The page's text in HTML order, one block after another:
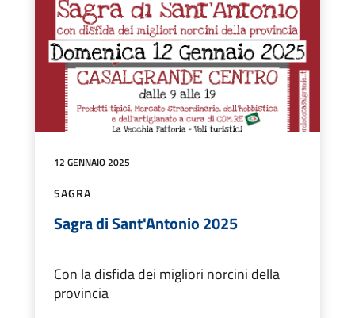
12 GENNAIO 2025
SAGRA
Sagra di Sant'Antonio 2025
Con la disfida dei migliori norcini della
provincia